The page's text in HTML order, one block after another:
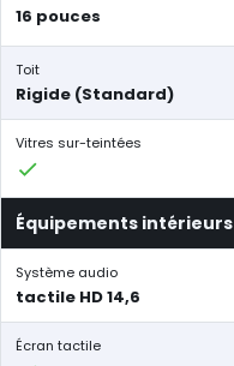
16 pouces
Toit
Rigide (Standard)
Vitres sur-teintées
Équipements intérieurs
Système audio
tactile HD 14,6
Écran tactile